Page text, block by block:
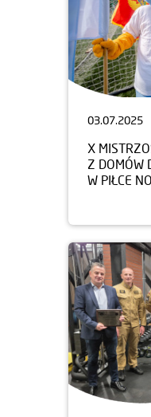
03.07.2025
X
Z DOMÓW
W PIŁCE